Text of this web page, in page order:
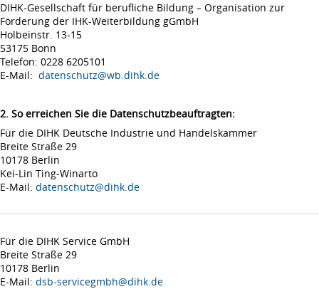
DIHK-Gesellschaft für berufliche Bildung – Organisation zur
Förderung der IHK-Weiterbildung gGmbH
Holbeinstr. 13-15
53175 Bonn
Telefon: 0228 6205101
E-Mail: datenschutz@wb.dihk.de
2. So erreichen Sie die Datenschutzbeauftragten:
Für die DIHK Deutsche Industrie und Handelskammer
Breite Straße 29
10178 Berlin
Kei-Lin Ting-Winarto
E-Mail: datenschutz@dihk.de
Für die DIHK Service GmbH
Breite Straße 29
10178 Berlin
E-Mail: dsb-servicegmbh@dihk.de